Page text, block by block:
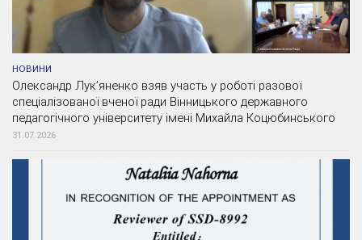
НОВИНИ
Олександр Лук’яненко взяв участь у роботі разової
спеціалізованої вченої ради Вінницького державного
педагогічного університету імені Михайла Коцюбинського
31.07.2026